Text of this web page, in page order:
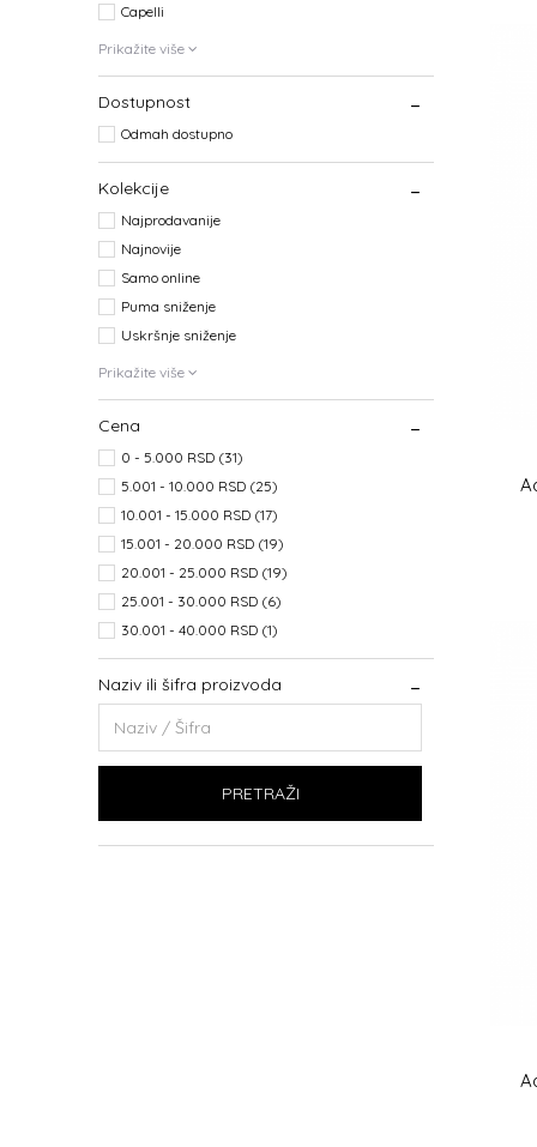
Capelli
Prikažite više
Dostupnost
Odmah dostupno
Kolekcije
Najprodavanije
Najnovije
Samo online
Puma sniženje
Uskršnje sniženje
Prikažite više
Cena
0 - 5.000 RSD (31)
5.001 - 10.000 RSD (25)
10.001 - 15.000 RSD (17)
15.001 - 20.000 RSD (19)
20.001 - 25.000 RSD (19)
25.001 - 30.000 RSD (6)
30.001 - 40.000 RSD (1)
Naziv ili šifra proizvoda
PRETRAŽI